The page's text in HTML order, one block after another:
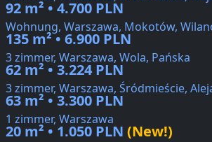
92 m² • 4.700 PLN
Wohnung, Warszawa, Mokotów,
135 m² • 6.900 PLN
3 zimmer, Warszawa, Wola, Pańska
62 m² • 3.224 PLN
3 zimmer, Warszawa, Śródmieście,
63 m² • 3.300 PLN
1 zimmer, Warszawa
20 m² • 1.050 PLN (New!)